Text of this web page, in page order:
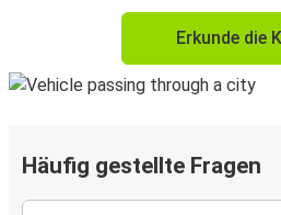
Erkunde die
Häufig gestellte Fragen